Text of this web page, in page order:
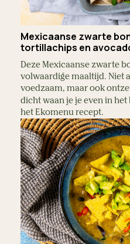
Mexicaanse zwarte
tortillachips en
Deze Mexicaanse zwarte
volwaardige maaltijd. Niet
voedzaam, maar ook
dicht waan je je even in
het Ekomenu recept.